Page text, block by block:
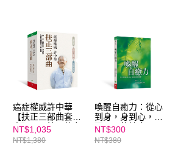
癌症權威許中華
【扶正三部曲套
書】：《扶正的力
量》、《扶正的樂
章》、《扶正的聖
NT$1,035
NT$1,380
喚醒自癒力：從心
到身，身到心，找
回全面的健康
NT$300
NT$380